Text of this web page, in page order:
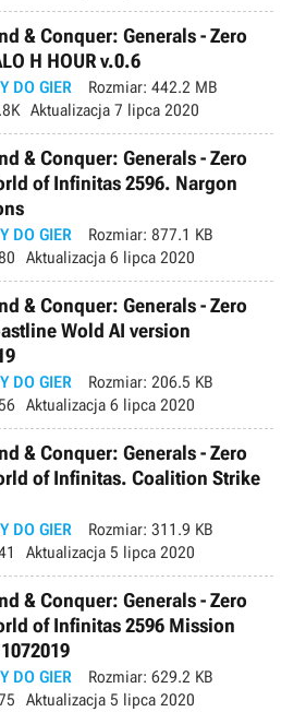
& Conquer: Generals - Zero
H HOUR v.0.6
DO GIER Rozmiar: 442.2 MB
Aktualizacja 7 lipca 2020
& Conquer: Generals - Zero
of Infinitas 2596. Nargon
DO GIER Rozmiar: 877.1 KB
Aktualizacja 6 lipca 2020
& Conquer: Generals - Zero
Wold AI version
DO GIER Rozmiar: 206.5 KB
Aktualizacja 6 lipca 2020
& Conquer: Generals - Zero
of Infinitas. Coalition Strike
DO GIER Rozmiar: 311.9 KB
Aktualizacja 5 lipca 2020
& Conquer: Generals - Zero
of Infinitas 2596 Mission
DO GIER Rozmiar: 629.2 KB
Aktualizacja 5 lipca 2020